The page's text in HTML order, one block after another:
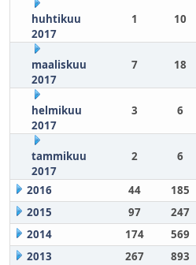
huhtikuu
2017
1 10
maaliskuu
2017
7 18
helmikuu
2017
3 6
tammikuu
2017
2 6
2016 44 185
2015
97 247
2014
174 569
2013
267 893